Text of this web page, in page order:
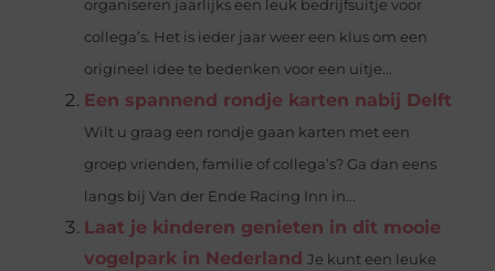
organiseren jaarlijks een leuk bedrijfsuitje voor
collega’s. Het is ieder jaar weer een klus om een
origineel idee te bedenken voor een uitje...
Een spannend rondje karten nabij Delft
Wilt u graag een rondje gaan karten met een
groep vrienden, familie of collega’s? Ga dan eens
langs bij Van der Ende Racing Inn in...
Laat je kinderen genieten in dit mooie
vogelpark in Nederland Je kunt een leuke